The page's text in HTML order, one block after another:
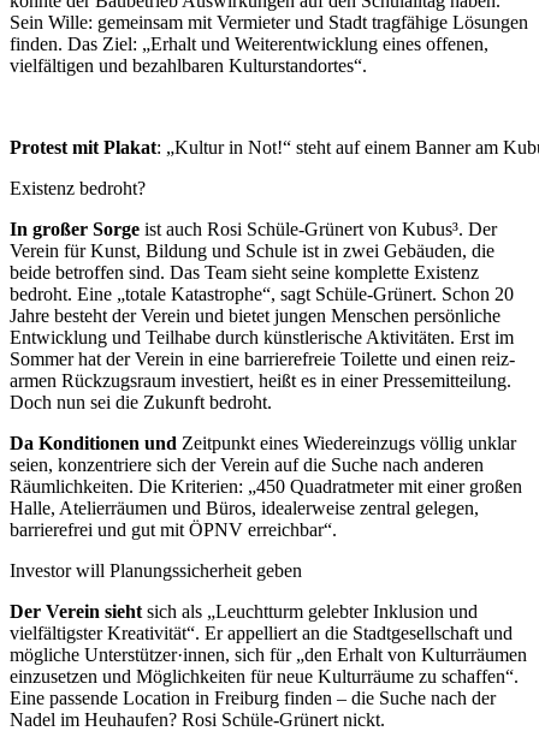
Sein Wille: gemeinsam mit Vermieter und Stadt tragfähige Lösungen
finden. Das Ziel: „Erhalt und Weiterentwicklung eines offenen,
vielfältigen und bezahlbaren Kulturstandortes“.
Protest mit Plakat: „Kultur in Not!“ steht auf einem Banner am
Existenz bedroht?
In großer Sorge ist auch Rosi Schüle-Grünert von Kubus³. Der
Verein für Kunst, Bildung und Schule ist in zwei Gebäuden, die
beide betroffen sind. Das Team sieht seine komplette Existenz
bedroht. Eine „totale Katastrophe“, sagt Schüle-Grünert. Schon 20
Jahre besteht der Verein und bietet jungen Menschen persönliche
Entwicklung und Teilhabe durch künstlerische Aktivitäten. Erst im
Sommer hat der Verein in eine barrierefreie Toilette und einen reiz­
armen Rückzugsraum investiert, heißt es in einer Pressemitteilung.
Doch nun sei die Zukunft bedroht.
Da Konditionen und Zeitpunkt eines Wiedereinzugs völlig unklar
seien, konzentriere sich der Verein auf die Suche nach anderen
Räumlichkeiten. Die Kriterien: „450 Quadratmeter mit einer großen
Halle, Atelierräumen und Büros, idealerweise zentral gelegen,
barrierefrei und gut mit ÖPNV erreichbar“.
Investor will Planungssicherheit geben
Der Verein sieht sich als „Leuchtturm gelebter Inklusion und
vielfältigster Kreativität“. Er appelliert an die Stadtgesellschaft und
mögliche Unterstützer·innen, sich für „den Erhalt von Kulturräumen
einzusetzen und Möglichkeiten für neue Kulturräume zu schaffen“.
Eine passende Location in Freiburg finden – die Suche nach der
Nadel im Heuhaufen? Rosi Schüle-Grünert nickt.